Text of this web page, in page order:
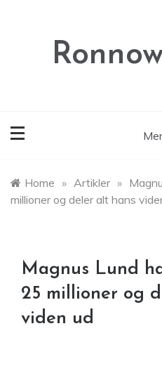
Home » Artikler »
millioner og deler alt hans
Magnus Lund
25 millioner og
viden ud